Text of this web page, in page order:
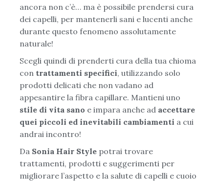
ancora non c’è… ma è possibile prendersi cura
dei capelli, per mantenerli sani e lucenti anche
durante questo fenomeno assolutamente
naturale!
Scegli quindi di prenderti cura della tua chioma
con trattamenti specifici, utilizzando solo
prodotti delicati che non vadano ad
appesantire la fibra capillare. Mantieni uno
stile di vita sano e impara anche ad accettare
quei piccoli ed inevitabili cambiamenti a cui
andrai incontro!
Da Sonia Hair Style potrai trovare
trattamenti, prodotti e suggerimenti per
migliorare l’aspetto e la salute di capelli e cuoio